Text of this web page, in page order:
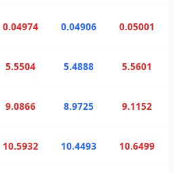
0.04974 0.04906 0.05001
5.5504 5.4888 5.5601
9.0866 8.9725 9.1152
10.5932 10.4493 10.6499